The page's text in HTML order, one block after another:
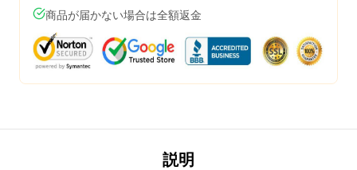
商品が届かない場合は全額返金
説明